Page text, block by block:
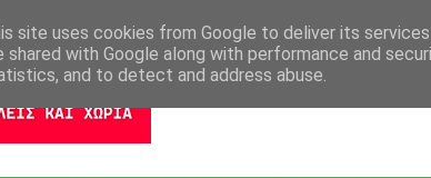
Λασιθίου Αγαπάμε Ρέθυμνο Επαρχία Μαλεβιζίου
site uses cookies from Google to deliver its
shared with Google along with performance and
and to detect and address abuse.